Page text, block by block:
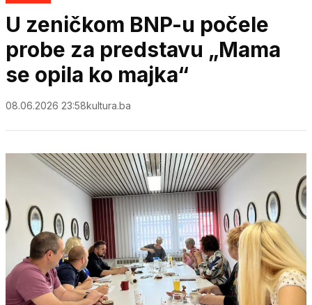
U zeničkom BNP-u počele
probe za predstavu „Mama
se opila ko majka“
08.06.2026 23:58kultura.ba